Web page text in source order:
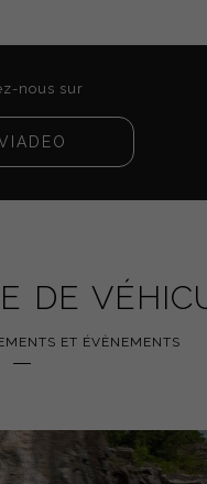
nous sur
DE
ET ÉVÈNEMENTS